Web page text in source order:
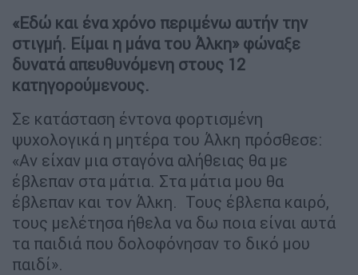
«Εδώ και ένα χρόνο περιμένω αυτήν την
στιγμή. Είμαι η μάνα του Άλκη» φώναξε
δυνατά απευθυνόμενη στους 12
κατηγορούμενους.
Σε κατάσταση έντονα φορτισμένη
ψυχολογικά η μητέρα του Άλκη πρόσθεσε:
«Αν είχαν μια σταγόνα αλήθειας θα με
έβλεπαν στα μάτια. Στα μάτια μου θα
έβλεπαν και τον Άλκη. Τους έβλεπα καιρό,
τους μελέτησα ήθελα να δω ποια είναι αυτά
τα παιδιά που δολοφόνησαν το δικό μου
παιδί».